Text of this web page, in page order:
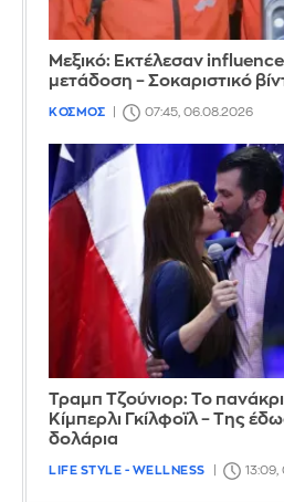
Μεξικό: Εκτέλεσαν
μετάδοση – Σοκαριστικό
ΚΟΣΜΟΣ 07:45, 06.08.2026
Τραμπ Τζούνιορ: Το
Κίμπερλι Γκίλφοϊλ – Της
δολάρια
LIFE STYLE - WELLNESS 13:09,